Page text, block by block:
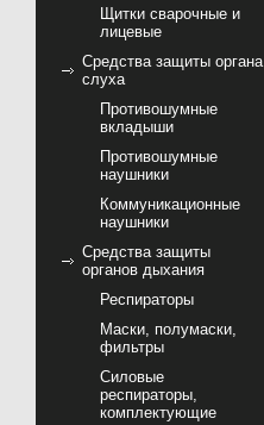
Щитки сварочные и
лицевые
Средства защиты органа
слуха
Противошумные
вкладыши
Противошумные
наушники
Коммуникационные
наушники
Средства защиты
органов дыхания
Респираторы
Маски, полумаски,
фильтры
Силовые
респираторы,
комплектующие